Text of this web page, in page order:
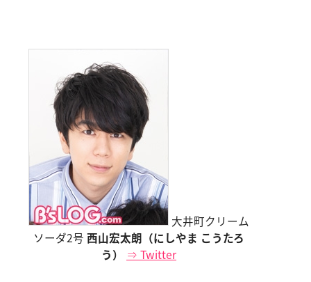
大井町クリーム
ソーダ2号 西山宏太朗（にしやま こうたろ
う）
⇒ Twitter